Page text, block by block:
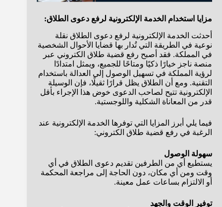
مزايا استخدام الخدمة الإلكترونية لرفع دعوى الطلاق:
أحدثت الخدمة الإلكترونية لرفع دعوى الطلاق نقلة
نوعية في الطريقة التي تُدار بها قضايا الأحوال الشخصية
في المملكة. فقد أصبح رفع قضية طلاق الكتروني عبر
منصة ناجز خيارًا ذكيًا ومتاحًا للجميع، ويمثل امتدادًا
لرؤية المملكة في تسهيل الوصول إلى العدالة باستخدام
التقنية. ومع أن الطلاق يظل قرارًا ثقيلًا، فإن الوسيلة
الإلكترونية تتيح لصاحب الدعوى خوض هذا الإجراء بأقل
قدر من المعاناة الشكلية واللوجستية.
فيما يلي أبرز المزايا التي توفرها الخدمة الإلكترونية عند
الرغبة في رفع قضية طلاق الكتروني:
سهولة الوصول
يستطيع أي من الطرفين تقديم دعوى الطلاق في أي
وقت ومن أي مكان، دون الحاجة إلى مراجعة المحكمة
أو الالتزام بساعات عمل معينة.
توفير الوقت والجهد